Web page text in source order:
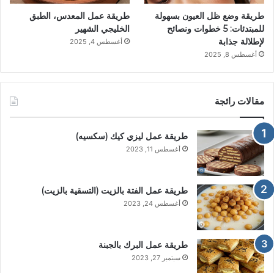
طريقة وضع ظل العيون بسهولة
للمبتدئات: 5 خطوات ونصائح
لإطلالة جذابة
أغسطس 8, 2025
طريقة عمل المعدس، الطبق
الخليجي الشهير
أغسطس 4, 2025
مقالات رائجة
طريقة عمل ليزي كيك (سكسيه)
أغسطس 11, 2023
طريقة عمل الفتة بالزيت (التسقية بالزيت)
أغسطس 24, 2023
طريقة عمل البرك بالجبنة
سبتمبر 27, 2023